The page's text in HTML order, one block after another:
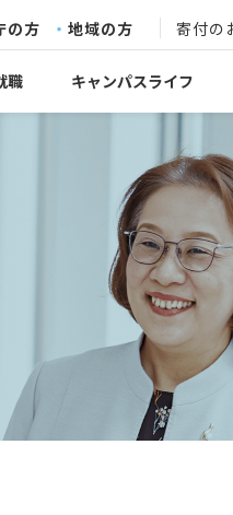
の方 地域の方 寄付の
職 キャンパスライフ